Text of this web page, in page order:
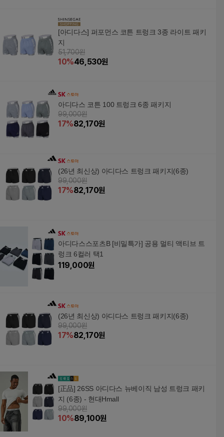
[아디다스] 퍼포먼스 코튼 트렁크 3종 라이트 패키
지
51,700원
10%46,530원
아디다스 코튼 100 트렁크 6종 패키지
99,000원
17%82,170원
(26년 최신상) 아디다스 트렁크 패키지(6종)
99,000원
17%82,170원
아디다스스포츠B [비밀특가] 공용 멀티 액티브 트
렁크 6컬러 택1
119,000원
(26년 최신상) 아디다스 트렁크 패키지(6종)
99,000원
17%82,170원
[正品] 26SS 아디다스 뉴베이직 남성 트렁크 패키
지 (6종) - 현대Hmall
99,000원
10%89,100원